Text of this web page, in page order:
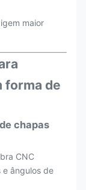
maior
forma de
chapas
CNC
e ângulos de